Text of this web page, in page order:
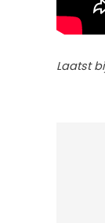
Laatst